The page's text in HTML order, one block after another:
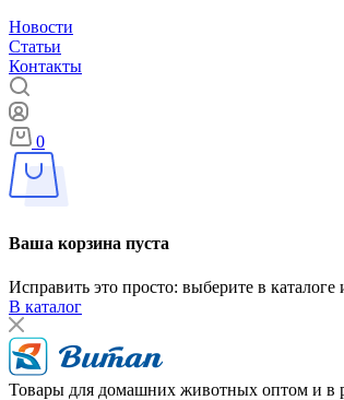
Новости
Статьи
Контакты
0
Ваша корзина пуста
Исправить это просто: выберите в
В каталог
Товары для домашних животных оптом и в